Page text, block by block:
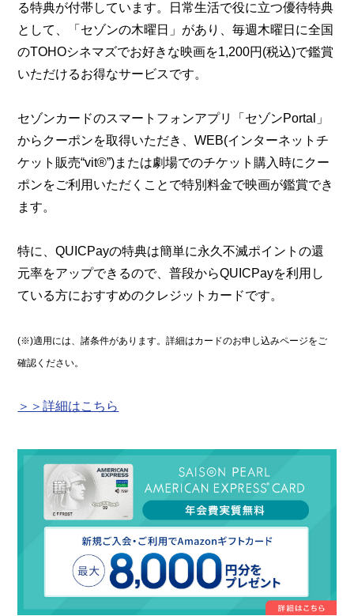
る特典が付帯しています。日常生活で役に立つ優待特典
として、「セゾンの木曜日」があり、毎週木曜日に全国
のTOHOシネマズでお好きな映画を1,200円(税込)で鑑賞
いただけるお得なサービスです。
セゾンカードのスマートフォンアプリ「セゾンPortal」
からクーポンを取得いただき、WEB(インターネットチ
ケット販売“vit®”)または劇場でのチケット購入時にクー
ポンをご利用いただくことで特別料金で映画が鑑賞でき
ます。
特に、QUICPayの特典は簡単に永久不滅ポイントの還
元率をアップできるので、普段からQUICPayを利用し
ている方におすすめのクレジットカードです。
(※)適用には、諸条件があります。詳細はカードのお申し込みページをご
確認ください。
＞＞詳細はこちら